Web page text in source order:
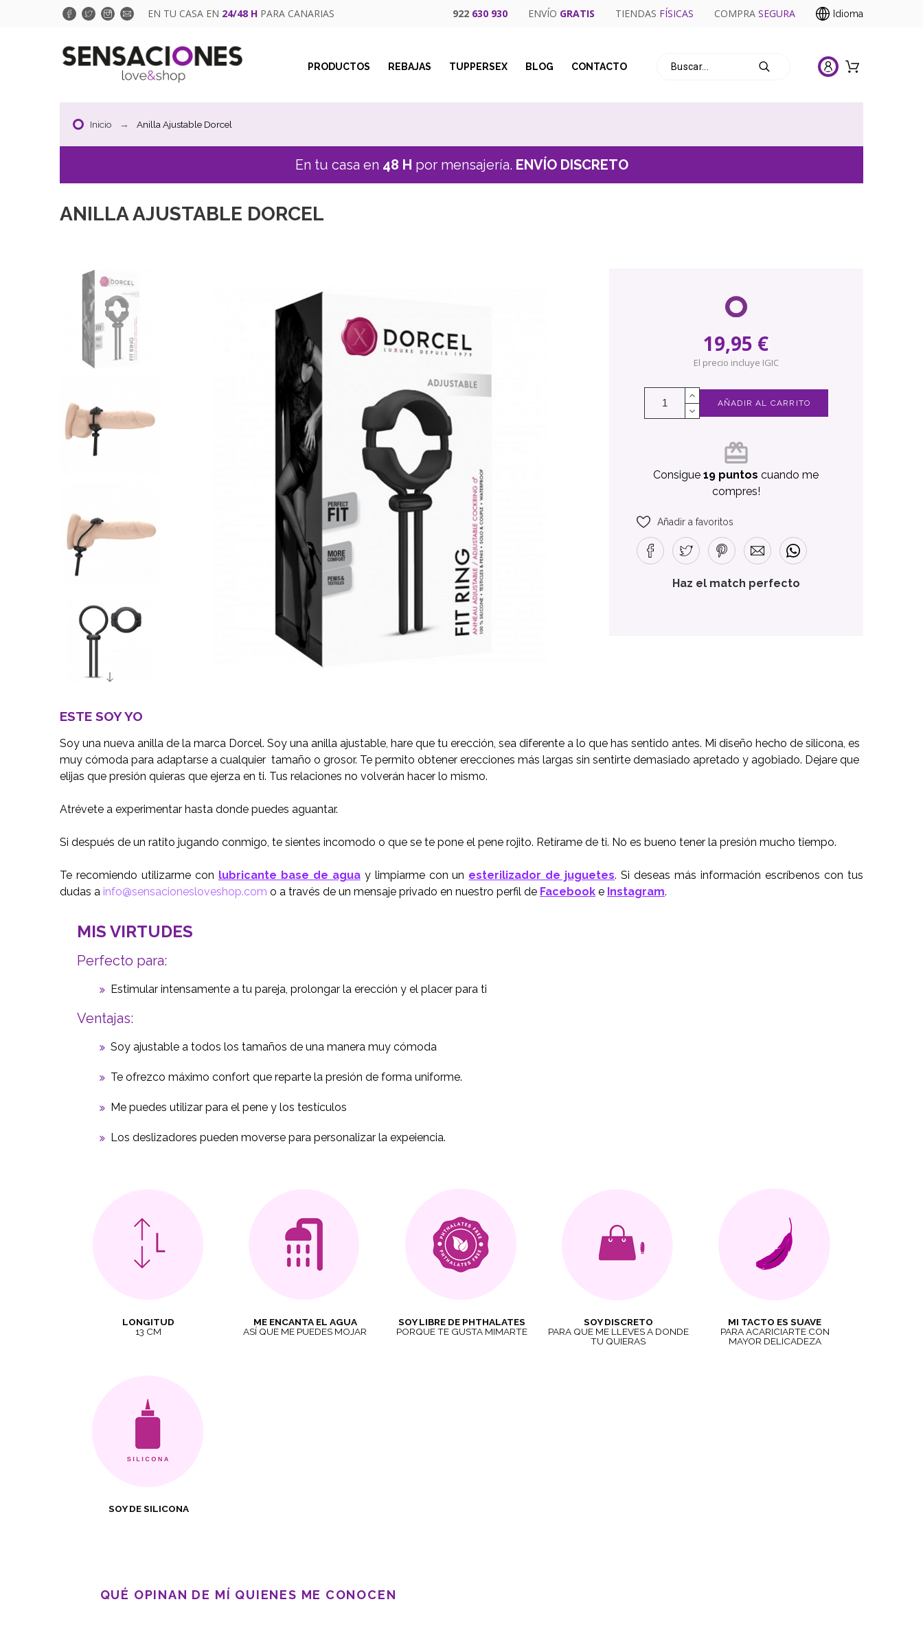
EN TU CASA EN 24/48 H PARA CANARIAS 922 630 930 ENVÍO GRATIS TIENDAS FÍSICAS COMPRA SEGURA Idioma
PRODUCTOS REBAJAS TUPPERSEX BLOG CONTACTO
Inicio Anilla Ajustable Dorcel
En tu casa en 48 H por mensajería. ENVÍO DISCRETO
ANILLA AJUSTABLE DORCEL
19,95 €
El precio incluye IGIC
AÑADIR AL CARRITO
card_giftcard
Consigue19 puntos cuando me
compres!
Añadir a favoritos
Haz el match perfecto
ESTE SOY YO
Soy una nueva anilla de la marca Dorcel. Soy una anilla ajustable, hare que tu erección, sea diferente a lo que has sentido antes. Mi diseño hecho de silicona, es
muy cómoda para adaptarse a cualquier tamaño o grosor. Te permito obtener erecciones más largas sin sentirte demasiado apretado y agobiado. Dejare que
elijas que presión quieras que ejerza en ti. Tus relaciones no volverán hacer lo mismo.
Atrévete a experimentar hasta donde puedes aguantar.
Si después de un ratito jugando conmigo, te sientes incomodo o que se te pone el pene rojito. Retírame de ti. No es bueno tener la presión mucho tiempo.
Te recomiendo utilizarme con lubricante base de aguay limpiarme con un esterilizador de juguetes. Si deseas más información escríbenos con tus
dudas a info@sensacionesloveshop.com o a través de un mensaje privado en nuestro perfil de Facebook e Instagram.
MIS VIRTUDES
Perfecto para:
Estimular intensamente a tu pareja, prolongar la erección y el placer para ti
Ventajas:
Soy ajustable a todos los tamaños de una manera muy cómoda
Te ofrezco máximo confort que reparte la presión de forma uniforme.
Me puedes utilizar para el pene y los testículos
Los deslizadores pueden moverse para personalizar la expeiencia.
LONGITUD
13 CM
ME ENCANTA EL AGUA
ASÍ QUE ME PUEDES MOJAR
SOY LIBRE DE PHTHALATES
PORQUE TE GUSTA MIMARTE
SOY DISCRETO
PARA QUE ME LLEVES A DONDE
TU QUIERAS
MI TACTO ES SUAVE
PARA ACARICIARTE CON
MAYOR DELICADEZA
SOY DE SILICONA
QUÉ OPINAN DE MÍ QUIENES ME CONOCEN